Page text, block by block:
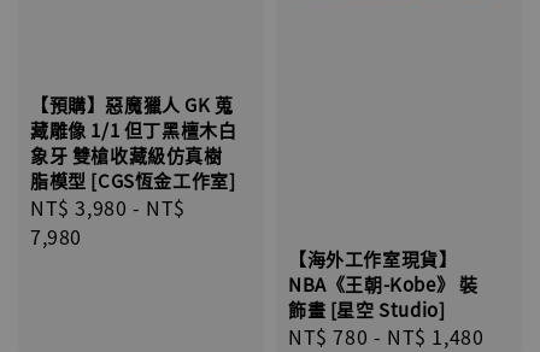
【預購】惡魔獵人 GK 蒐
藏雕像 1/1 但丁黑檀木白
象牙 雙槍收藏級仿真樹
脂模型 [CGS恆金工作室]
Regular
price
NT$ 3,980 - NT$
7,980
【海外工作室現貨】
NBA《王朝-Kobe》 裝
飾畫 [星空 Studio]
Regular
NT$ 780 - NT$ 1,480